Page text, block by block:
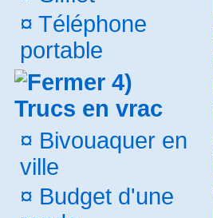
¤ Téléphone
portable
4)
Trucs en vrac
¤ Bivouaquer en
ville
¤ Budget d'une